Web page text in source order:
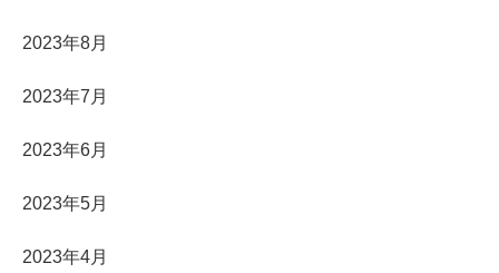
2023年8月
2023年7月
2023年6月
2023年5月
2023年4月